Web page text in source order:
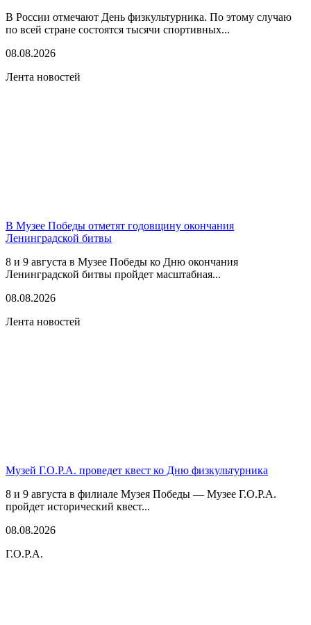
В России отмечают День физкультурника. По этому случаю
по всей стране состоятся тысячи спортивных...
08.08.2026
Лента новостей
В Музее Победы отметят годовщину окончания
Ленинградской битвы
8 и 9 августа в Музее Победы ко Дню окончания
Ленинградской битвы пройдет масштабная...
08.08.2026
Лента новостей
Музей Г.О.Р.А. проведет квест ко Дню физкультурника
8 и 9 августа в филиале Музея Победы — Музее Г.О.Р.А.
пройдет исторический квест...
08.08.2026
Г.О.Р.А.